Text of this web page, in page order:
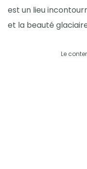
est un lieu
et la beauté
Le